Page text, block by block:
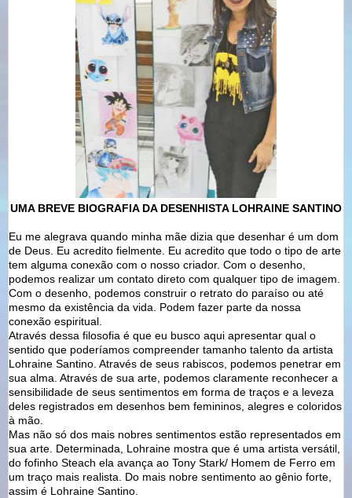
UMA BREVE BIOGRAFIA DA DESENHISTA LOHRAINE SANTINO
Eu me alegrava quando minha mãe dizia que desenhar é um dom
de Deus. Eu acredito fielmente. Eu acredito que todo o tipo de arte
tem alguma conexão com o nosso criador. Com o desenho,
podemos realizar um contato direto com qualquer tipo de imagem.
Com o desenho, podemos construir o retrato do paraíso ou até
mesmo da existência da vida. Podem fazer parte da nossa
conexão espiritual.
Através dessa filosofia é que eu busco aqui apresentar qual o
sentido que poderíamos compreender tamanho talento da artista
Lohraine Santino. Através de seus rabiscos, podemos penetrar em
sua alma. Através de sua arte, podemos claramente reconhecer a
sensibilidade de seus sentimentos em forma de traços e a leveza
deles registrados em desenhos bem femininos, alegres e coloridos
à mão.
Mas não só dos mais nobres sentimentos estão representados em
sua arte. Determinada, Lohraine mostra que é uma artista versátil,
do fofinho Steach ela avança ao Tony Stark/ Homem de Ferro em
um traço mais realista. Do mais nobre sentimento ao gênio forte,
assim é Lohraine Santino.